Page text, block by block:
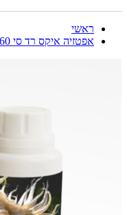
ראשי
אפטזיה איקס רד סי 60 מ"ל - Red Sea Aiptasia-X